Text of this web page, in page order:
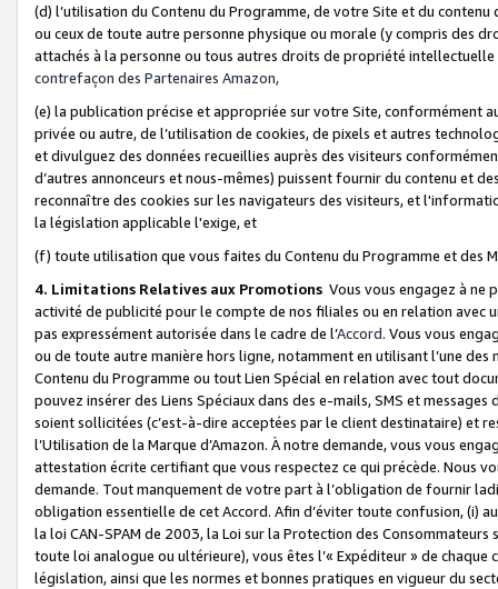
(d) l’utilisation du Contenu du Programme, de votre Site et du
ou ceux de toute autre personne physique ou morale (y compris des
attachés à la personne ou tous autres droits de propriété
contrefaçon des Partenaires Amazon,
(e) la publication précise et appropriée sur votre Site, conformément
privée ou autre, de l’utilisation de cookies, de pixels et autres
et divulguez des données recueillies auprès des visiteurs
d’autres annonceurs et nous-mêmes) puissent fournir du contenu et
reconnaître des cookies sur les navigateurs des visiteurs, et
la législation applicable l'exige, et
(f) toute utilisation que vous faites du Contenu du Programme et des
4. Limitations Relatives aux Promotions Vous vous engagez à ne
activité de publicité pour le compte de nos filiales ou en relation avec
pas expressément autorisée dans le cadre de l’Accord. Vous vous
ou de toute autre manière hors ligne, notamment en utilisant l’une
Contenu du Programme ou tout Lien Spécial en relation avec tout
pouvez insérer des Liens Spéciaux dans des e-mails, SMS et
soient sollicitées (c’est-à-dire acceptées par le client destinataire) et
l’Utilisation de la Marque d’Amazon. À notre demande, vous vous
attestation écrite certifiant que vous respectez ce qui précède. Nous
demande. Tout manquement de votre part à l’obligation de fournir
obligation essentielle de cet Accord. Afin d’éviter toute confusion, (i)
la loi CAN-SPAM de 2003, la Loi sur la Protection des
toute loi analogue ou ultérieure), vous êtes l’« Expéditeur » de
législation, ainsi que les normes et bonnes pratiques en vigueur du